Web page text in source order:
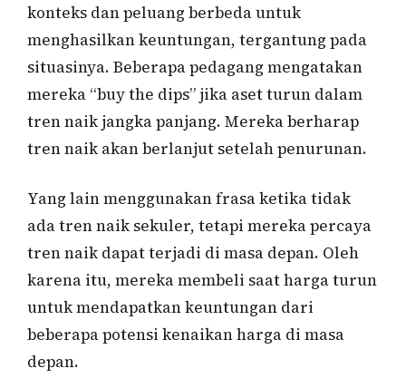
konteks dan peluang berbeda untuk
menghasilkan keuntungan, tergantung pada
situasinya. Beberapa pedagang mengatakan
mereka “buy the dips” jika aset turun dalam
tren naik jangka panjang. Mereka berharap
tren naik akan berlanjut setelah penurunan.
Yang lain menggunakan frasa ketika tidak
ada tren naik sekuler, tetapi mereka percaya
tren naik dapat terjadi di masa depan. Oleh
karena itu, mereka membeli saat harga turun
untuk mendapatkan keuntungan dari
beberapa potensi kenaikan harga di masa
depan.